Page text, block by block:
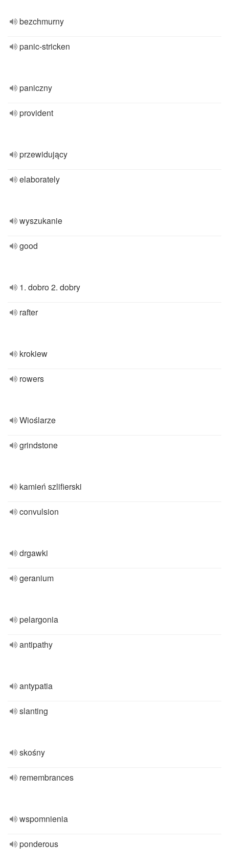
bezchmurny
panic-stricken
paniczny
provident
przewidujący
elaborately
wyszukanie
good
1. dobro 2. dobry
rafter
krokiew
rowers
Wioślarze
grindstone
kamień szlifierski
convulsion
drgawki
geranium
pelargonia
antipathy
antypatia
slanting
skośny
remembrances
wspomnienia
ponderous